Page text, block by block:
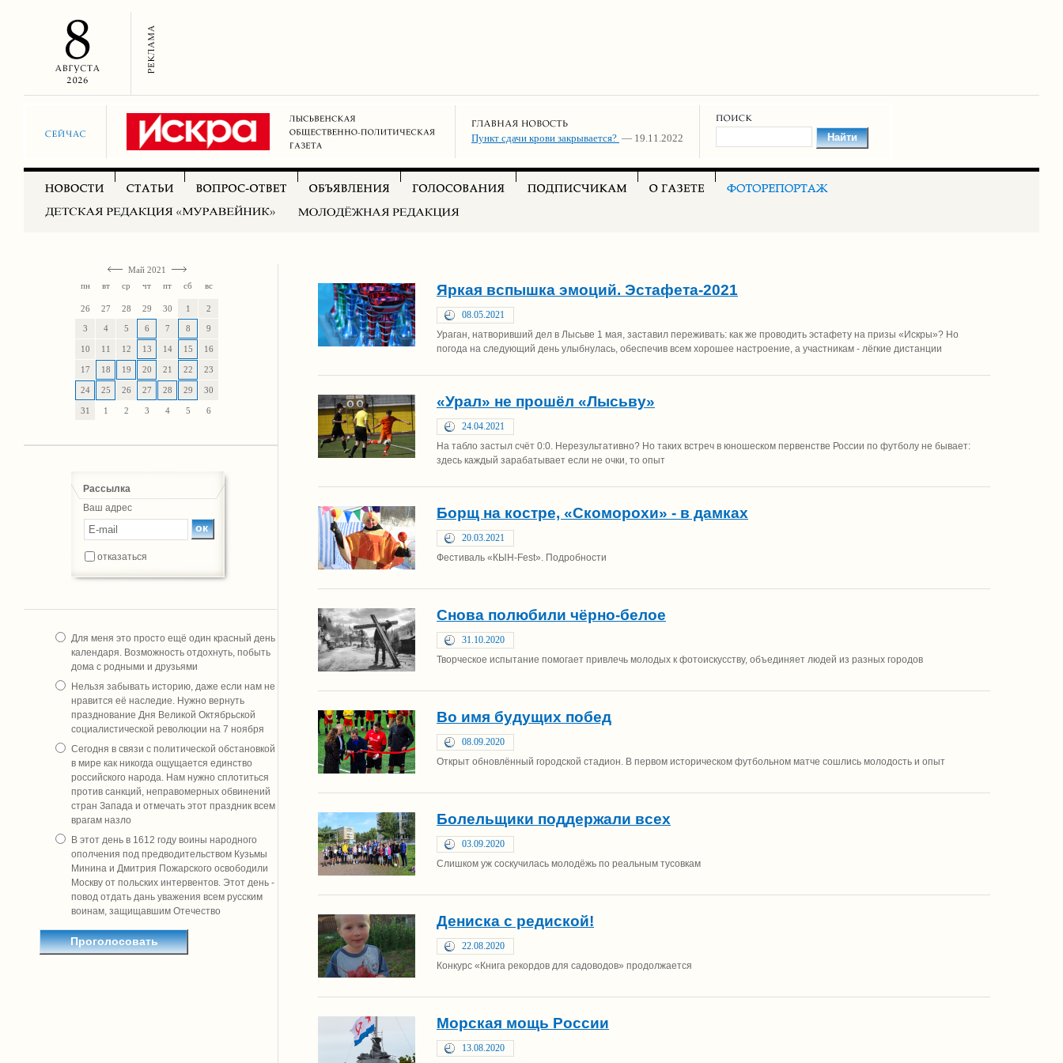
Пункт сдачи крови закрывается? — 19.11.2022
Май 2021
пн
вт ср чт пт сб вс
26 27 28 29 30 1 2
3 4 5 6 7 8 9
10 11 12 13 14 15 16
17 18 19 20 21 22 23
24 25 26 27 28 29 30
31 1 2 3 4 5 6
Рассылка
Ваш адрес
отказаться
Для меня это просто ещё один красный день
календаря. Возможность отдохнуть, побыть
дома с родными и друзьями
Нельзя забывать историю, даже если нам не
нравится её наследие. Нужно вернуть
празднование Дня Великой Октябрьской
социалистической революции на 7 ноября
Сегодня в связи с политической обстановкой
в мире как никогда ощущается единство
российского народа. Нам нужно сплотиться
против санкций, неправомерных обвинений
стран Запада и отмечать этот праздник всем
врагам назло
В этот день в 1612 году воины народного
ополчения под предводительством Кузьмы
Минина и Дмитрия Пожарского освободили
Москву от польских интервентов. Этот день -
повод отдать дань уважения всем русским
воинам, защищавшим Отечество
Яркая вспышка эмоций. Эстафета-2021
08.05.2021
Ураган, натворивший дел в Лысьве 1 мая, заставил переживать: как же проводить эстафету на призы «Искры»? Но
погода на следующий день улыбнулась, обеспечив всем хорошее настроение, а участникам - лёгкие дистанции
«Урал» не прошёл «Лысьву»
24.04.2021
На табло застыл счёт 0:0. Нерезультативно? Но таких встреч в юношеском первенстве России по футболу не бывает:
здесь каждый зарабатывает если не очки, то опыт
Борщ на костре, «Скоморохи» - в дамках
20.03.2021
Фестиваль «КЫН-Fest». Подробности
Снова полюбили чёрно-белое
31.10.2020
Творческое испытание помогает привлечь молодых к фотоискусству, объединяет людей из разных городов
Во имя будущих побед
08.09.2020
Открыт обновлённый городской стадион. В первом историческом футбольном матче сошлись молодость и опыт
Болельщики поддержали всех
03.09.2020
Слишком уж соскучилась молодёжь по реальным тусовкам
Дениска с редиской!
22.08.2020
Конкурс «Книга рекордов для садоводов» продолжается
Морская мощь России
13.08.2020